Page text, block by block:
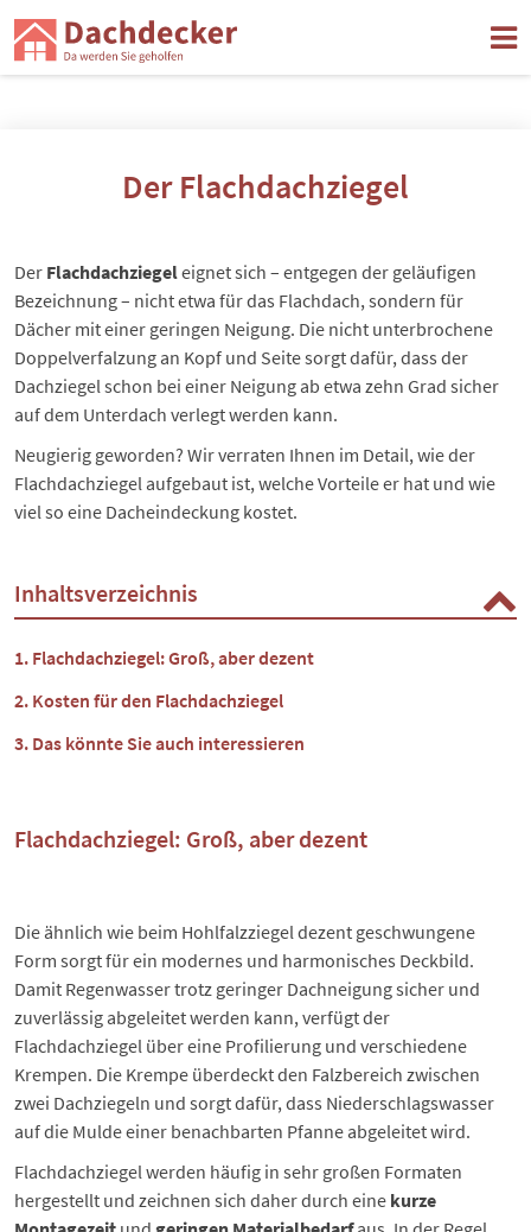
Der Flachdachziegel
Der Flachdachziegeleignet sich – entgegen der geläufigen
Bezeichnung – nicht etwa für das Flachdach, sondern für
Dächer mit einer geringen Neigung. Die nicht unterbrochene
Doppelverfalzung an Kopf und Seite sorgt dafür, dass der
Dachziegel schon bei einer Neigung ab etwa zehn Grad sicher
auf dem Unterdach verlegt werden kann.
Neugierig geworden? Wir verraten Ihnen im Detail, wie der
Flachdachziegel aufgebaut ist, welche Vorteile er hat und wie
viel so eine Dacheindeckung kostet.
Inhaltsverzeichnis
Flachdachziegel: Groß, aber dezent
Kosten für den Flachdachziegel
Das könnte Sie auch interessieren
Flachdachziegel: Groß, aber dezent
Die ähnlich wie beim Hohlfalzziegeldezent geschwungene
Form sorgt für ein modernes und harmonisches Deckbild.
Damit Regenwasser trotz geringer Dachneigung sicher und
zuverlässig abgeleitet werden kann, verfügt der
Flachdachziegel über eine Profilierung und verschiedene
Krempen. Die Krempe überdeckt den Falzbereich zwischen
zwei Dachziegeln und sorgt dafür, dass Niederschlagswasser
auf die Mulde einer benachbarten Pfanne abgeleitet wird.
Flachdachziegel werden häufig in sehr großen Formaten
hergestellt und zeichnen sich daher durch eine kurze